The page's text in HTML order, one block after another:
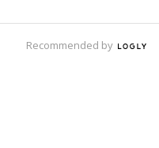
Recommended by